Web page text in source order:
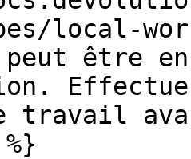
local-
être
travail